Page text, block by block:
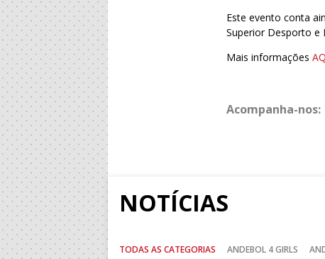
Este evento conta
Superior Desporto e
Mais informações
Acompanha-nos:
NOTÍCIAS
TODAS AS CATEGORIAS ANDEBOL 4 GIRLS